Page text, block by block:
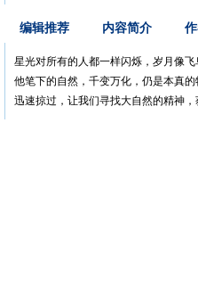
编辑推荐 内容简介
星光对所有的人都一样闪烁，岁月像
他笔下的自然，千变万化，仍是本真
迅速掠过，让我们寻找大自然的精神